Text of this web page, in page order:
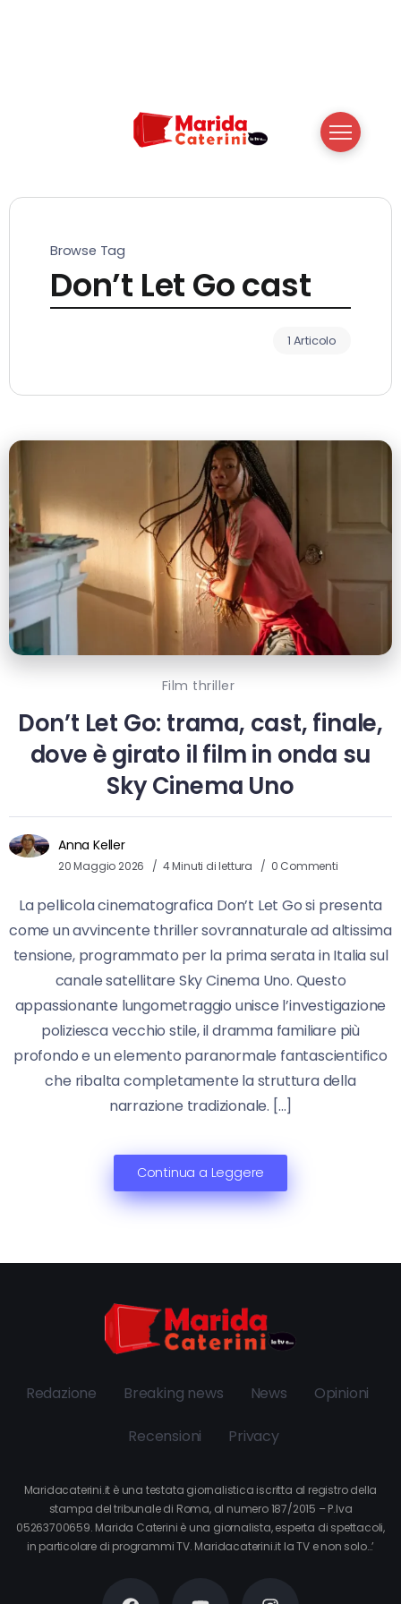
Browse Tag
Don’t Let Go cast
1 Articolo
Film thriller
Don’t Let Go: trama, cast, finale,
dove è girato il film in onda su
Sky Cinema Uno
Anna Keller
20 Maggio 2026 4 Minuti di lettura 0 Commenti
La pellicola cinematografica Don’t Let Go si presenta
come un avvincente thriller sovrannaturale ad altissima
tensione, programmato per la prima serata in Italia sul
canale satellitare Sky Cinema Uno. Questo
appassionante lungometraggio unisce l’investigazione
poliziesca vecchio stile, il dramma familiare più
profondo e un elemento paranormale fantascientifico
che ribalta completamente la struttura della
narrazione tradizionale. […]
Continua a Leggere
Redazione Breaking news News Opinioni
Recensioni Privacy
Maridacaterini.it è una testata giornalistica iscritta al registro della
stampa del tribunale di Roma, al numero 187/2015 – P.Iva
05263700659. Marida Caterini è una giornalista, esperta di spettacoli,
in particolare di programmi TV. Maridacaterini.it la TV e non solo…’